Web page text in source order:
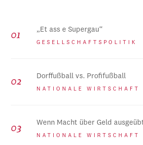
„Et ass e Supergau“
GESELLSCHAFTSPOLITIK
Dorffußball vs. Profifußball
NATIONALE WIRTSCHAFT
Wenn Macht über Geld
NATIONALE WIRTSCHAFT